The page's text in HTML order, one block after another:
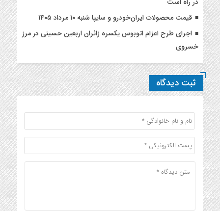
قیمت محصولات ایران‌خودرو و سایپا شنبه ۱۰ مرداد ۱۴۰۵
اجرای طرح اعزام اتوبوس یکسره زائران اربعین حسینی در مرز
خسروی
ثبت دیدگاه